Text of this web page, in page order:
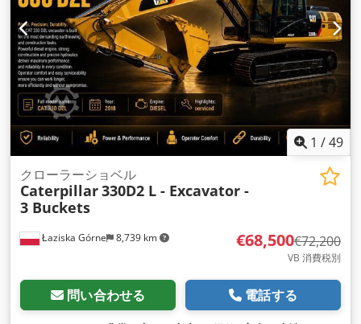
1 /49
Łaziska Górne 8,739 km
クローラーショベル
Caterpillar330D2 L - Excavator -
3 Buckets
€68,500€72,200
VB 消費税別
問い合わせる 電話する